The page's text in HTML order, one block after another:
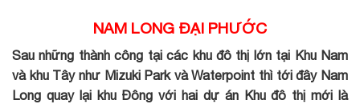
NAM LONG ĐẠI PHƯỚC
Sau những thành công tại các khu đô thị lớn tại Khu Nam
và khu Tây như Mizuki Park và Waterpoint thì tới đây Nam
Long quay lại khu Đông với hai dự án Khu đô thị mới là